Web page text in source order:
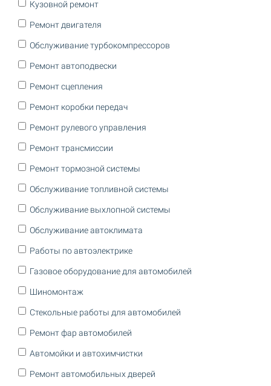
Кузовной ремонт
Ремонт двигателя
Обслуживание турбокомпрессоров
Ремонт автоподвески
Ремонт сцепления
Ремонт коробки передач
Ремонт рулевого управления
Ремонт трансмиссии
Ремонт тормозной системы
Обслуживание топливной системы
Обслуживание выхлопной системы
Обслуживание автоклимата
Работы по автоэлектрике
Газовое оборудование для автомобилей
Шиномонтаж
Стекольные работы для автомобилей
Ремонт фар автомобилей
Автомойки и автохимчистки
Ремонт автомобильных дверей